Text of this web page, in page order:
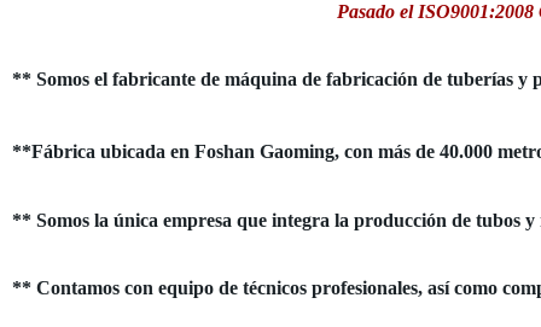
Pasado el
** Somos el fabricante de máquina de fabricación de tuberías y
**Fábrica ubicada en Foshan Gaoming, con más de 40.000
** Somos la única empresa que integra la producción de tubos
** Contamos con equipo de técnicos profesionales, así como